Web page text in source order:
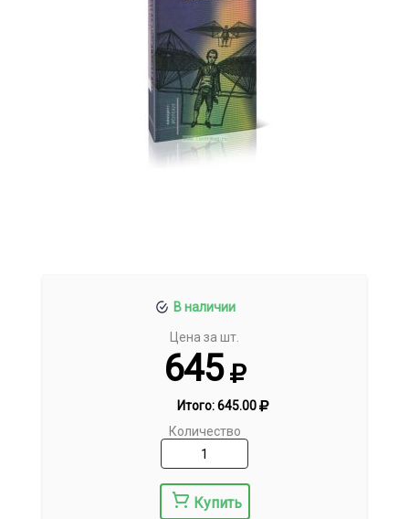
В наличии
Цена за шт.
645
Итого:645.00
Количество
Купить